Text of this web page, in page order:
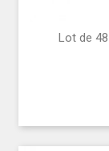
Lot de 48